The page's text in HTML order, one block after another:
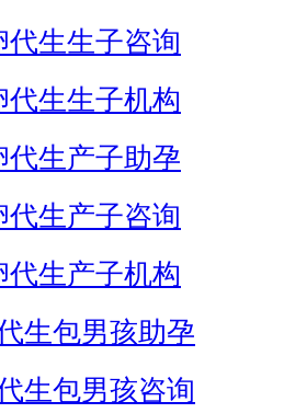
代生生子咨询
代生生子机构
代生产子助孕
代生产子咨询
代生产子机构
生包男孩助孕
生包男孩咨询